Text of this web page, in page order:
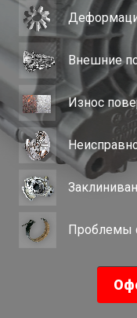
Внешние
Износ
Проблемы